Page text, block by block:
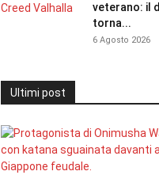
veterano: il
torna...
6 Agosto 2026
Ultimi post